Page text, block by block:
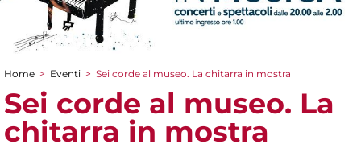
Tu sei qui
Home > Eventi > Sei corde al museo. La chitarra in mostra
Sei corde al museo. La
chitarra in mostra